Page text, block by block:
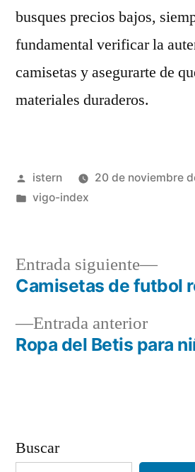
busques precios bajos,
fundamental verificar la
camisetas y asegurarte de
materiales duraderos.
Publicado
por
istern
20 de noviembre
Publicado
vigo-index
Navegación
de
entradas
Entrada anteriorEntrada
Ropa del Betis para
Entrada siguiente
Camisetas de futbol
Buscar